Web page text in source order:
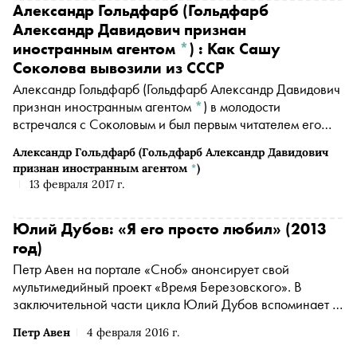
Александр Гольдфарб (Гольдфарб Александр Давидович
признан иностранным агентом *)
13 февраля 2017 г.
Александр Гольдфарб (Гольдфарб
Александр Давидович признан
иностранным агентом *) : Как Сашу
Соколова вывозили из СССР
Александр Гольдфарб (Гольдфарб Александр Давидович
признан иностранным агентом *)
встречался с Соколовым и был первым читателем его
Петр Авен 4 февраля 2016 г.
Юлий Дубов: «Я его просто любил» (2013
год)
Петр Авен на портале «Сноб» анонсирует свой
мультимедийный проект «Время Березовского». В
заключительной части цикла Юлий Дубов вспоминает о
Романом Абрамовичем